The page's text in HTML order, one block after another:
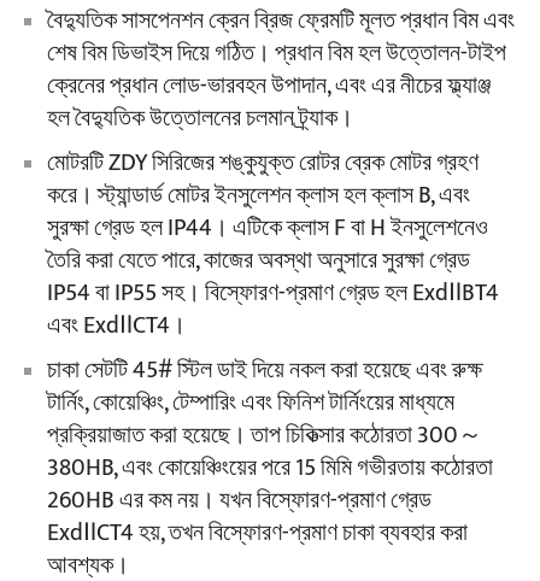
বৈদ্যুতিক সাসপেনশন ক্রেন ব্রিজ ফ্রেমটি মূলত প্রধান বিম এবং
শেষ বিম ডিভাইস দিয়ে গঠিত। প্রধান বিম হল উত্তোলন-টাইপ
ক্রেনের প্রধান লোড-ভারবহন উপাদান, এবং এর নীচের ফ্ল্যাঞ্জ
হল বৈদ্যুতিক উত্তোলনের চলমান ট্র্যাক।
মোটরটি ZDY সিরিজের শঙ্কুযুক্ত রোটর ব্রেক মোটর গ্রহণ
করে। স্ট্যান্ডার্ড মোটর ইনসুলেশন ক্লাস হল ক্লাস B, এবং
সুরক্ষা গ্রেড হল IP44। এটিকে ক্লাস F বা H ইনসুলেশনেও
তৈরি করা যেতে পারে, কাজের অবস্থা অনুসারে সুরক্ষা গ্রেড
IP54 বা IP55 সহ। বিস্ফোরণ-প্রমাণ গ্রেড হল ExdⅡBT4
এবং ExdⅡCT4।
চাকা সেটটি 45# স্টিল ডাই দিয়ে নকল করা হয়েছে এবং রুক্ষ
টার্নিং, কোয়েঞ্চিং, টেম্পারিং এবং ফিনিশ টার্নিংয়ের মাধ্যমে
প্রক্রিয়াজাত করা হয়েছে। তাপ চিকিত্সার কঠোরতা 300～
380HB, এবং কোয়েঞ্চিংয়ের পরে 15 মিমি গভীরতায় কঠোরতা
260HB এর কম নয়। যখন বিস্ফোরণ-প্রমাণ গ্রেড
ExdⅡCT4 হয়, তখন বিস্ফোরণ-প্রমাণ চাকা ব্যবহার করা
আবশ্যক।